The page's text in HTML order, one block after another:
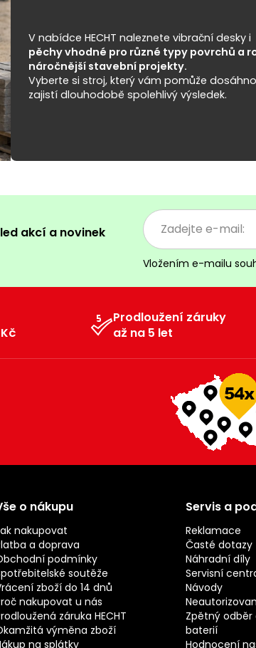
V nabídce HECHT naleznete vibrační desky i
pěchy vhodné pro různé typy povrchů a
náročnější stavební projekty.
Vyberte si stroj, který vám pomůže
zajistí dlouhodobě spolehlivý výsledek.
akcí a novinek
Vložením e-mailu
Prodloužení záruky
až na 5 let
o nákupu
nakupovat
a doprava
podmínky
soutěže
zboží do 14 dnů
nakupovat u nás
záruka HECHT
výměna zboží
na splátky
Servis a
Reklamace
Časté dotazy
Náhradní díly
Servisní
Návody
Zpětný odběr
baterií
Hodnocení